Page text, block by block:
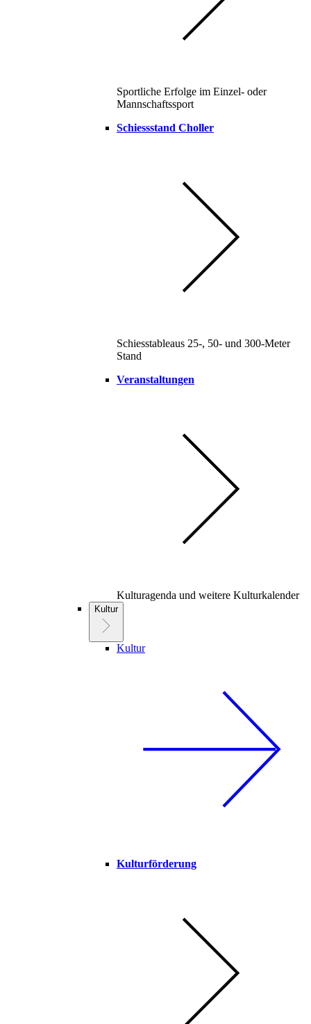
Sportliche Erfolge im Einzel- oder
Mannschaftssport
Schiessstand Choller
Schiesstableaus 25-, 50- und 300-Meter
Stand
Veranstaltungen
Kulturagenda und weitere Kulturkalender
Kultur
Kultur
Kulturförderung